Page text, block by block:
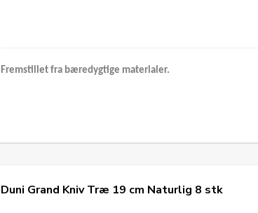
Fremstillet fra bæredygtige materialer.
Duni Grand Kniv Træ 19 cm Naturlig 8 stk